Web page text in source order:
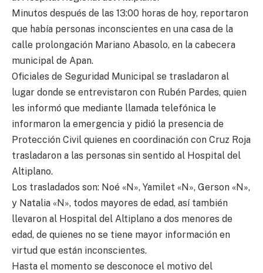
Minutos después de las 13:00 horas de hoy, reportaron
que había personas inconscientes en una casa de la
calle prolongación Mariano Abasolo, en la cabecera
municipal de Apan.
Oficiales de Seguridad Municipal se trasladaron al
lugar donde se entrevistaron con Rubén Pardes, quien
les informó que mediante llamada telefónica le
informaron la emergencia y pidió la presencia de
Protección Civil quienes en coordinación con Cruz Roja
trasladaron a las personas sin sentido al Hospital del
Altiplano.
Los trasladados son: Noé «N», Yamilet «N», Gerson «N»,
y Natalia «N», todos mayores de edad, así también
llevaron al Hospital del Altiplano a dos menores de
edad, de quienes no se tiene mayor información en
virtud que están inconscientes.
Hasta el momento se desconoce el motivo del